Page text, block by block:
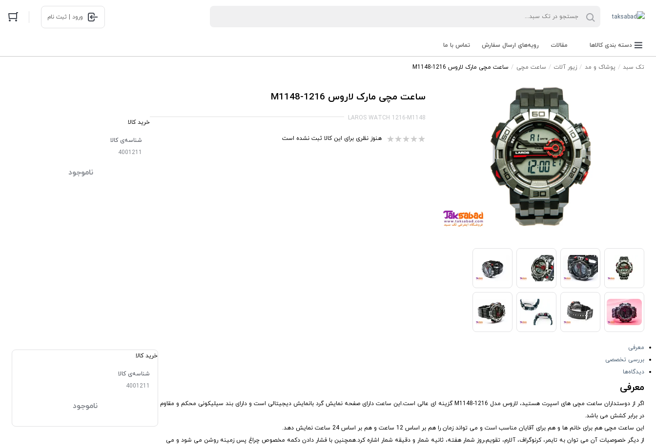
ورود | ثبت نام
دسته بندی کالاها مقالات رویه‌های ارسال سفارش تماس با ما
تک سبد پوشاک و مد زیور آلات ساعت مچی ساعت مچی مارک لاروس 1216-M1148
ساعت مچی مارک لاروس 1216-M1148
LAROS WATCH 1216-M1148
هنوز نظری برای این کالا ثبت نشده است
خرید کالا
شناسه‌ی کالا
4001211
ناموجود
معرفی
بررسی تخصصی
دیدگاه‌ها
معرفی
اگر از دوستداران ساعت مچی های اسپرت هستید، لاروس مدل 1216-M1148 گزینه ای عالی است.این ساعت دارای صفحه نمایش گرد بانمایش دیجیتالی است و دارای بند سیلیکونی محکم و مقاوم
در برابر کشش می باشد.
این ساعت مچی هم برای خانم ها و هم برای آقایان مناسب است و می تواند زمان را هم بر اساس 12 ساعت و هم بر اساس 24 ساعت نمایش دهد.
از دیگر خصوصیات آن می توان به تایمر، کرنوگراف، آلارم، تقویم،روز شمار هفته، ثانیه شمار و دقیقه شمار اشاره کرد.همچنین با فشار دادن دکمه مخصوص چراغ پس زمینه روشن می شود و می
خرید کالا
شناسه‌ی کالا
4001211
ناموجود